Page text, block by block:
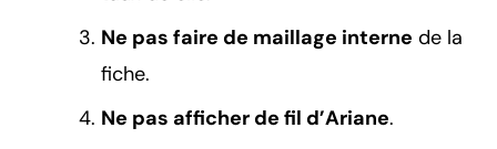
Ne pas faire de maillage interne de la
fiche.
Ne pas afficher de fil d’Ariane.